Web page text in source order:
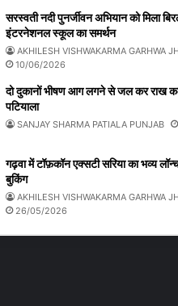
सरस्वती नदी पुनर्जीवन अभियान को मिला
इंटरनेशनल स्कूल का समर्थन
AKHILESH VISHWAKARMA GARHWA
10/06/2026
दो दुकानों भीषण आग लगने से जल कर राख
पटियाला
SANJAY SHARMA PATIALA PUNJAB
गढ़वा में टॉफ़कॉन एक्सटी सरिया का भव्य
बुकिंग
AKHILESH VISHWAKARMA GARHWA
26/05/2026